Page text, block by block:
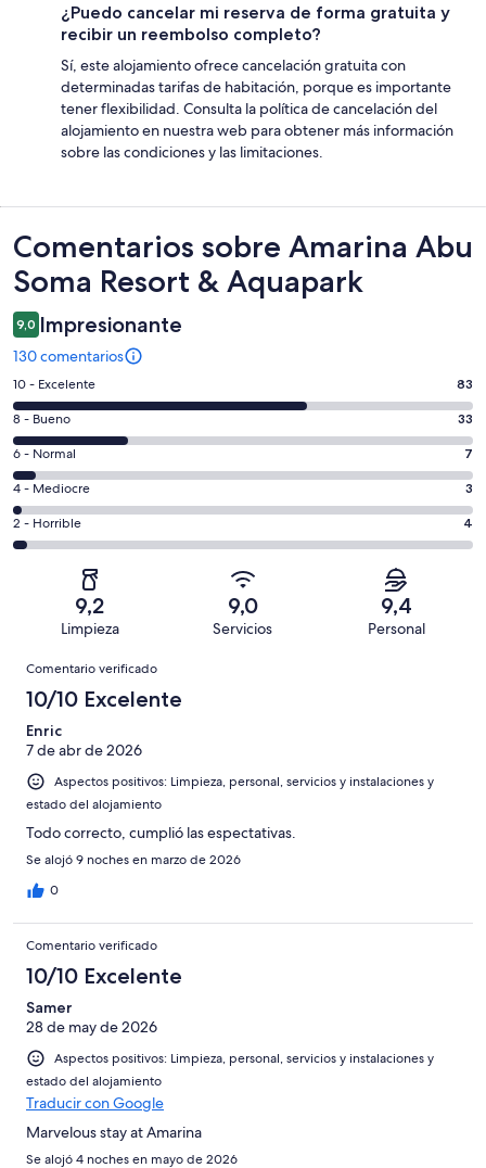
¿Puedo cancelar mi reserva de forma gratuita y
recibir un reembolso completo?
Sí, este alojamiento ofrece cancelación gratuita con
determinadas tarifas de habitación, porque es importante
tener flexibilidad. Consulta la política de cancelación del
alojamiento en nuestra web para obtener más información
sobre las condiciones y las limitaciones.
Comentarios
Comentarios sobre Amarina Abu
Soma Resort & Aquapark
9,0 Impresionante
130 comentarios
83
comentarios
de
un
total
de
130
con
puntuación
10 - Excelente 83
33
comentarios
de
un
total
de
puntuación
8 - Bueno 33
7
comentarios
de
un
total
puntuación
Normal
6 - Normal 7
3
comentarios
de
una
puntuación
Mediocre
4 - Mediocre 3
4
comentarios
130
una
puntuación
de
2 - Horrible 4
9,2
Limpieza
9,0
Servicios
9,4
Personal
Comentarios
Comentario verificado
10/10 Excelente
Enric
7 de abr de 2026
Aspectos positivos: Limpieza, personal, servicios y instalaciones y
estado del alojamiento
Todo correcto, cumplió las espectativas.
Se alojó 9 noches en marzo de 2026
0
Comentario verificado
10/10 Excelente
Samer
28 de may de 2026
Aspectos positivos: Limpieza, personal, servicios y instalaciones y
estado del alojamiento
Traducir con Google
Marvelous stay at Amarina
Se alojó 4 noches en mayo de 2026